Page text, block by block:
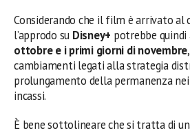
Considerando che il film è arrivato al
l’approdo su Disney+ potrebbe quindi
ottobre e i primi giorni di novembre
cambiamenti legati alla strategia
prolungamento della permanenza
incassi.
È bene sottolineare che si tratta di